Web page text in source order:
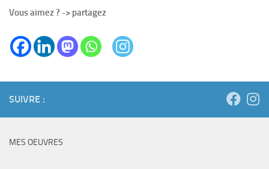
Vous aimez ? -> partagez
SUIVRE :
MES OEUVRES